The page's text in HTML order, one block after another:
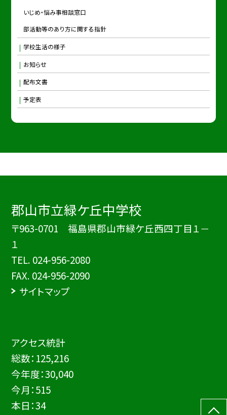
いじめ・悩み事相談窓口
部活動等のあり方に関する指針
学校生活の様子
お知らせ
配布文書
予定表
郡山市立緑ケ丘中学校
〒963-0701 福島県郡山市緑ケ丘西四丁目１－
１
TEL. 024-956-2080
FAX. 024-956-2090
サイトマップ
アクセス統計
総数： 125,216
今年度：30,040
今月：515
本日：34